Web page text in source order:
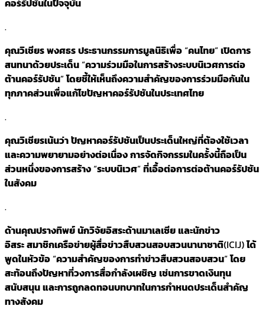
.
คุณวิเชียรพงศธรประธานกรรมการมูลนิธิเพื่อ“คนไทย”เปิดการ
สนทนาด้วยประเด็น“ความร่วมมือในการสร้างระบบนิเวศการต่อ
ต้านคอร์รัปชัน”โดยชี้ให้เห็นถึงความสำคัญของการร่วมมือกันใน
ทุกภาคส่วนเพื่อแก้ไขปัญหาคอร์รัปชันในประเทศไทย
.
คุณวิเชียรเน้นว่าปัญหาคอร์รัปชันเป็นประเด็นใหญ่ที่ต้องใช้เวลา
และความพยายามอย่างต่อเนื่องการจัดกิจกรรมในครั้งนี้ถือเป็น
ส่วนหนึ่งของการสร้าง“ระบบนิเวศ”ที่เอื้อต่อการต่อต้านคอร์รัปชัน
ในสังคม
.
ด้านคุณปรางทิพย์นักวิจัยอิสระด้านมาเลเซียและนักข่าว
อิสระสมาชิกเครือข่ายผู้สื่อข่าวสืบสวนสอบสวนนานาชาติ(ICIJ)ได้
พูดในหัวข้อ“ความสำคัญของการทำข่าวสืบสวนสอบสวน”โดย
สะท้อนถึงปัญหาที่วงการสื่อกำลังเผชิญ เช่นการขาดเงินทุน
สนับสนุนและการถูกลดทอนบทบาทในการกำหนดประเด็นสำคัญ
ทางสังคม